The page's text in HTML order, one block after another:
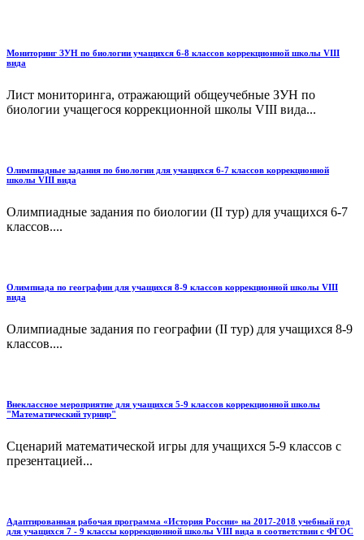
Мониторинг ЗУН по биологии учащихся 6-8 классов коррекционной школы VIII
вида
Лист мониторинга, отражающий общеучебные ЗУН по
биологии учащегося коррекционной школы VIII вида...
Олимпиадные задания по биологии для учащихся 6-7 классов коррекционной
школы VIII вида
Олимпиадные задания по биологии (II тур) для учащихся 6-7
классов....
Олимпиада по географии для учащихся 8-9 классов коррекционной школы VIII
вида
Олимпиадные задания по географии (II тур) для учащихся 8-9
классов....
Внеклассное мероприятие для учащихся 5-9 классов коррекционной школы
"Математический турнир"
Сценарий математической игры для учащихся 5-9 классов с
презентацией...
Адаптированная рабочая программа «История России» на 2017-2018 учебный год
для учащихся 7 - 9 классы коррекционной школы VIII вида в соответствии с ФГОС